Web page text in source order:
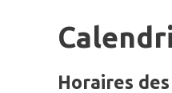
Horaires